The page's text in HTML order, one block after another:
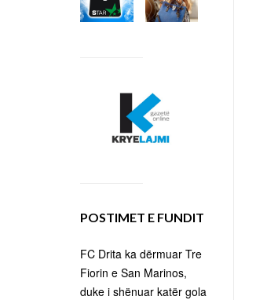
POSTIMET E FUNDIT
FC Drita ka dërmuar Tre
Fiorin e San Marinos,
duke i shënuar katër gola